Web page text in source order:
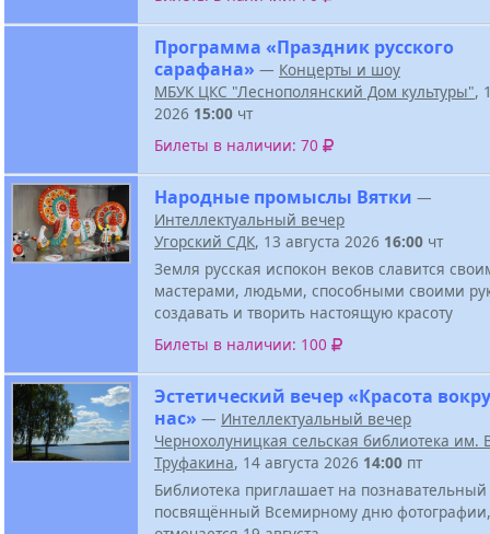
Программа «Праздник русского
сарафана» — Концерты и шоу
МБУК ЦКС "Леснополянский Дом культуры",
2026 15:00 чт
Билеты в наличии: 70
Народные промыслы Вятки —
Интеллектуальный вечер
Угорский СДК, 13 августа 2026 16:00 чт
Земля русская испокон веков славится
мастерами, людьми, способными своими
создавать и творить настоящую красоту
Билеты в наличии: 100
Эстетический вечер «Красота
нас» — Интеллектуальный вечер
Чернохолуницкая сельская библиотека им.
Труфакина, 14 августа 2026 14:00 пт
Библиотека приглашает на познавательный
посвящённый Всемирному дню